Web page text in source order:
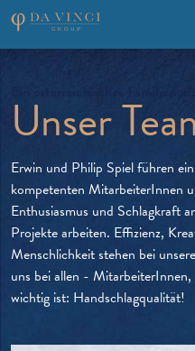
Unser
Erwin und Philip Spiel führen
kompetenten MitarbeiterInnen
Enthusiasmus und Schlagkraft
Projekte arbeiten. Effizienz,
Menschlichkeit stehen bei
uns bei allen -
wichtig ist: Handschlagqualität!